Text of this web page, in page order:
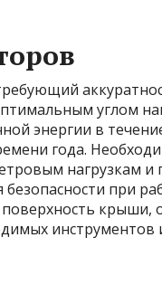
углом
энергии в
года.
нагрузкам и
при
крыши,